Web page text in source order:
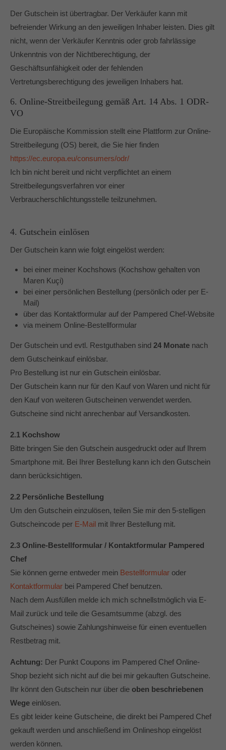
Der Gutschein ist übertragbar. Der Verkäufer kann mit
befreiender Wirkung an den jeweiligen Inhaber leisten. Dies gilt
nicht, wenn der Verkäufer Kenntnis oder grob fahrlässige
Unkenntnis von der Nichtberechtigung, der
Geschäftsunfähigkeit oder der fehlenden
Vertretungsberechtigung des jeweiligen Inhabers hat.
6. Online-Streitbeilegung gemäß Art. 14 Abs. 1 ODR-
VO
Die Europäische Kommission stellt eine Plattform zur Online-
Streitbeilegung (OS) bereit, die Sie hier finden
https://ec.europa.eu/consumers/odr/
Ich bin nicht bereit und nicht verpflichtet an einem
Streitbeilegungsverfahren vor einer
Verbraucherschlichtungsstelle teilzunehmen.
4. Gutschein einlösen
Der Gutschein kann wie folgt eingelöst werden:
bei einer meiner Kochshows (Kochshow gehalten von
Maren Kuçi)
bei einer persönlichen Bestellung (persönlich oder per E-
Mail)
über das Kontaktformular auf der Pampered Chef-Website
via meinem Online-Bestellformular
Der Gutschein und evtl. Restguthaben sind24 Monate nach
dem Gutscheinkauf einlösbar.
Pro Bestellung ist nur ein Gutschein einlösbar.
Der Gutschein kann nur für den Kauf von Waren und nicht für
den Kauf von weiteren Gutscheinen verwendet werden.
Gutscheine sind nicht anrechenbar auf Versandkosten.
2.1 Kochshow
Bitte bringen Sie den Gutschein ausgedruckt oder auf Ihrem
Smartphone mit. Bei Ihrer Bestellung kann ich den Gutschein
dann berücksichtigen.
2.2 Persönliche Bestellung
Um den Gutschein einzulösen, teilen Sie mir den 5-stelligen
Gutscheincode per E-Mail mit Ihrer Bestellung mit.
2.3 Online-Bestellformular / Kontaktformular Pampered
Chef
Sie können gerne entweder mein Bestellformular oder
Kontaktformular bei Pampered Chef benutzen.
Nach dem Ausfüllen melde ich mich schnellstmöglich via E-
Mail zurück und teile die Gesamtsumme (abzgl. des
Gutscheines) sowie Zahlungshinweise für einen eventuellen
Restbetrag mit.
Achtung: Der Punkt Coupons im Pampered Chef Online-
Shop bezieht sich nicht auf die bei mir gekauften Gutscheine.
Ihr könnt den Gutschein nur über dieoben beschriebenen
Wege einlösen.
Es gibt leider keine Gutscheine, die direkt bei Pampered Chef
gekauft werden und anschließend im Onlineshop eingelöst
werden können.